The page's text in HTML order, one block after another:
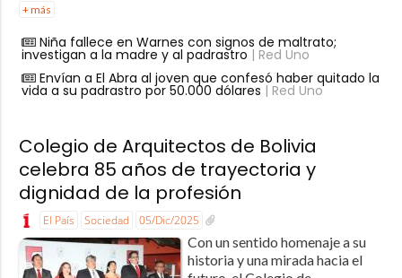
+ más
Niña fallece en Warnes con signos de maltrato;
investigan a la madre y al padrastro | Red Uno
Envían a El Abra al joven que confesó haber quitado la
vida a su padrastro por 50.000 dólares | Red Uno
Colegio de Arquitectos de Bolivia
celebra 85 años de trayectoria y
dignidad de la profesión
El País Sociedad 05/Dic/2025
Con un sentido homenaje a su
historia y una mirada hacia el